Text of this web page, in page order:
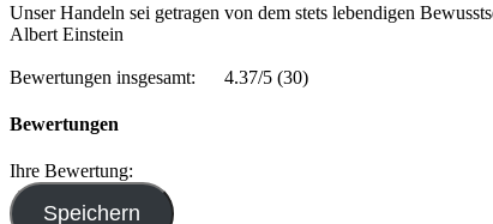
Unser Handeln sei getragen von dem stets lebendigen
Albert Einstein
Bewertungen insgesamt: 4.37/5 (30)
Bewertungen
Ihre Bewertung: